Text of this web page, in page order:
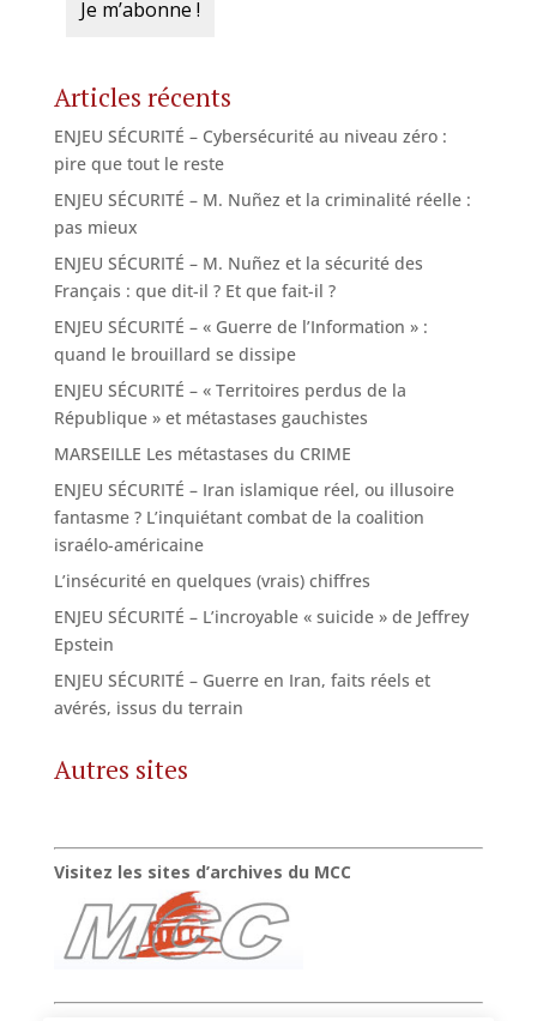
Articles récents
ENJEU SÉCURITÉ – Cybersécurité au niveau zéro :
pire que tout le reste
ENJEU SÉCURITÉ – M. Nuñez et la criminalité réelle :
pas mieux
ENJEU SÉCURITÉ – M. Nuñez et la sécurité des
Français : que dit-il ? Et que fait-il ?
ENJEU SÉCURITÉ – « Guerre de l’Information » :
quand le brouillard se dissipe
ENJEU SÉCURITÉ – « Territoires perdus de la
République » et métastases gauchistes
MARSEILLE Les métastases du CRIME
ENJEU SÉCURITÉ – Iran islamique réel, ou illusoire
fantasme ? L’inquiétant combat de la coalition
israélo-américaine
L’insécurité en quelques (vrais) chiffres
ENJEU SÉCURITÉ – L’incroyable « suicide » de Jeffrey
Epstein
ENJEU SÉCURITÉ – Guerre en Iran, faits réels et
avérés, issus du terrain
Autres sites
Visitez les sites d’archives du MCC